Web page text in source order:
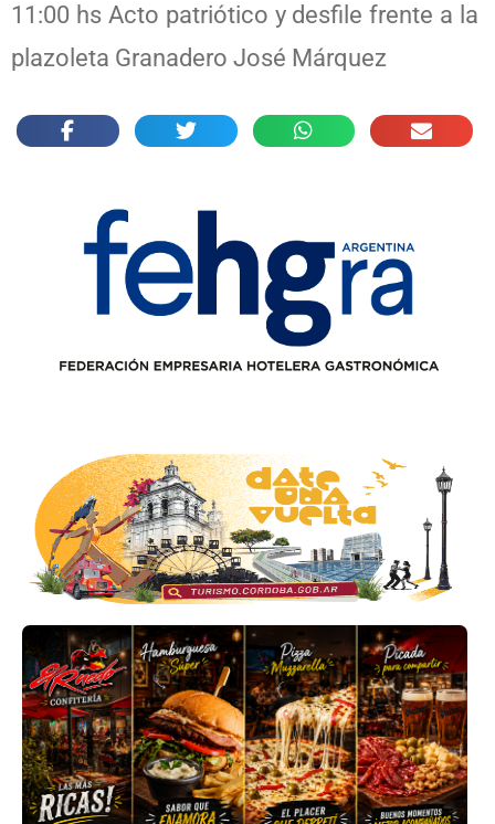
11:00 hs Acto patriótico y desfile frente a la
plazoleta Granadero José Márquez